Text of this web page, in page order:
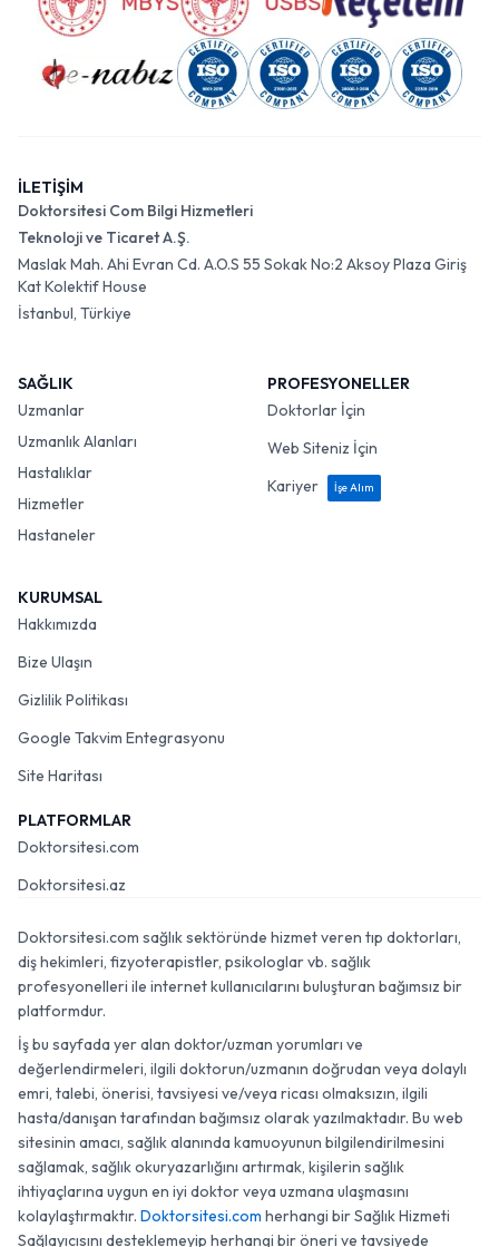
İLETİŞİM
Doktorsitesi Com Bilgi Hizmetleri
Teknoloji ve Ticaret A.Ş.
Maslak Mah. Ahi Evran Cd. A.O.S 55 Sokak No:2 Aksoy Plaza Giriş
Kat Kolektif House
İstanbul, Türkiye
SAĞLIK
Uzmanlar
Uzmanlık Alanları
Hastalıklar
Hizmetler
Hastaneler
PROFESYONELLER
Doktorlar İçin
Web Siteniz İçin
Kariyer
İşe Alım
KURUMSAL
Hakkımızda
Bize Ulaşın
Gizlilik Politikası
Google Takvim Entegrasyonu
Site Haritası
PLATFORMLAR
Doktorsitesi.com
Doktorsitesi.az
Doktorsitesi.com sağlık sektöründe hizmet veren tıp doktorları,
diş hekimleri, fizyoterapistler, psikologlar vb. sağlık
profesyonelleri ile internet kullanıcılarını buluşturan bağımsız bir
platformdur.
İş bu sayfada yer alan doktor/uzman yorumları ve
değerlendirmeleri, ilgili doktorun/uzmanın doğrudan veya dolaylı
emri, talebi, önerisi, tavsiyesi ve/veya ricası olmaksızın, ilgili
hasta/danışan tarafından bağımsız olarak yazılmaktadır. Bu web
sitesinin amacı, sağlık alanında kamuoyunun bilgilendirilmesini
sağlamak, sağlık okuryazarlığını artırmak, kişilerin sağlık
ihtiyaçlarına uygun en iyi doktor veya uzmana ulaşmasını
kolaylaştırmaktır. Doktorsitesi.com herhangi bir Sağlık Hizmeti
Sağlayıcısını desteklemeyip herhangi bir öneri ve tavsiyede